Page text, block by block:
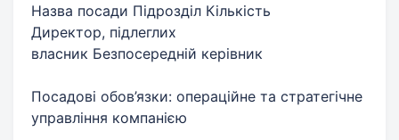
Назва посади Підрозділ Кількість
Директор, підлеглих
власник Безпосередній керівник
Посадові обов’язки: операційне та стратегічне
управління компанією